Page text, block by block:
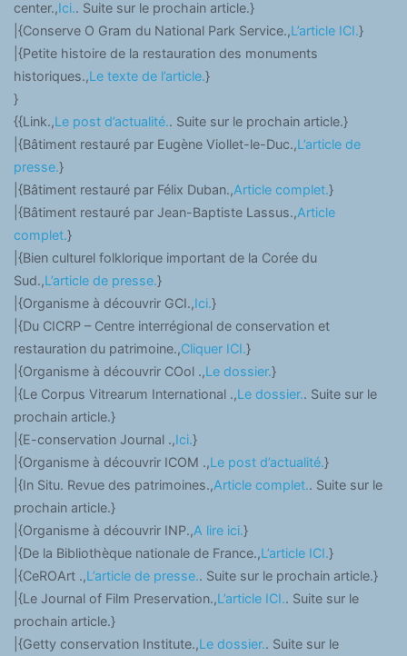
center.,Ici.. Suite sur le prochain article.}
|{Conserve O Gram du National Park Service.,L’article ICI.}
|{Petite histoire de la restauration des monuments
historiques.,Le texte de l’article.}
}
{{Link.,Le post d’actualité.. Suite sur le prochain article.}
|{Bâtiment restauré par Eugène Viollet-le-Duc.,L’article de
presse.}
|{Bâtiment restauré par Félix Duban.,Article complet.}
|{Bâtiment restauré par Jean-Baptiste Lassus.,Article
complet.}
|{Bien culturel folklorique important de la Corée du
Sud.,L’article de presse.}
|{Organisme à découvrir GCI.,Ici.}
|{Du CICRP – Centre interrégional de conservation et
restauration du patrimoine.,Cliquer ICI.}
|{Organisme à découvrir COol .,Le dossier.}
|{Le Corpus Vitrearum International .,Le dossier.. Suite sur le
prochain article.}
|{E-conservation Journal .,Ici.}
|{Organisme à découvrir ICOM .,Le post d’actualité.}
|{In Situ. Revue des patrimoines.,Article complet.. Suite sur le
prochain article.}
|{Organisme à découvrir INP.,A lire ici.}
|{De la Bibliothèque nationale de France.,L’article ICI.}
|{CeROArt .,L’article de presse.. Suite sur le prochain article.}
|{Le Journal of Film Preservation.,L’article ICI.. Suite sur le
prochain article.}
|{Getty conservation Institute.,Le dossier.. Suite sur le